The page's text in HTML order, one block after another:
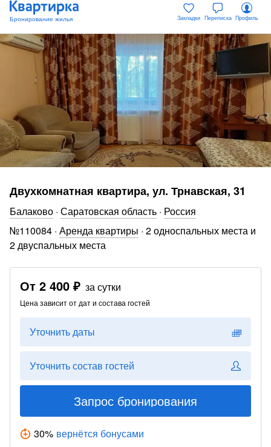
Закладки Переписка Профиль
Двухкомнатная квартира, ул. Трнавская, 31
Балаково · Саратовская область · Россия
№110084 · Аренда квартиры · 2 односпальных места и
2 двуспальных места
От 2 400 ₽ за сутки
Цена зависит от дат и состава гостей
Уточнить даты
Уточнить состав гостей
Запрос бронирования
30% вернётся бонусами